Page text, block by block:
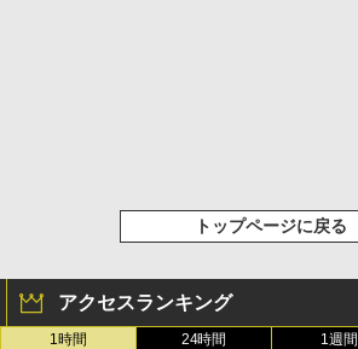
トップページに戻る
アクセスランキング
1時間 24時間 1週間